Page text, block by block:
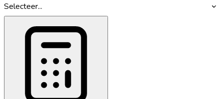
Selecteer...